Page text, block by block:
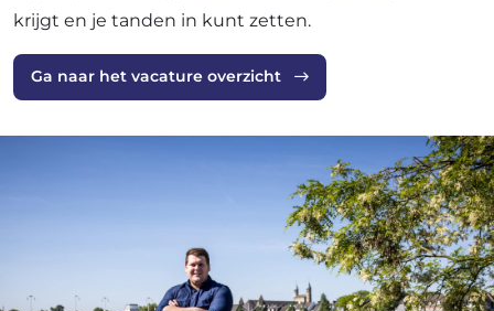
krijgt en je tanden in kunt zetten.
Ga naar het vacature overzicht